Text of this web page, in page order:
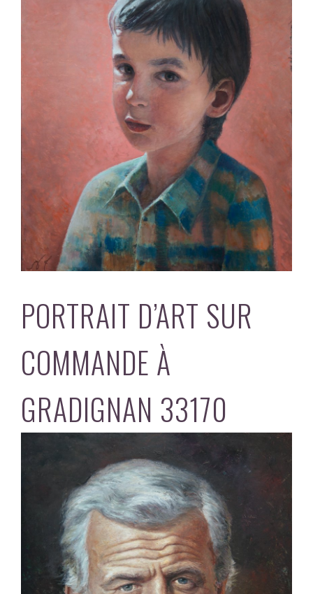
PORTRAIT D’ART SUR
COMMANDE À
GRADIGNAN 33170